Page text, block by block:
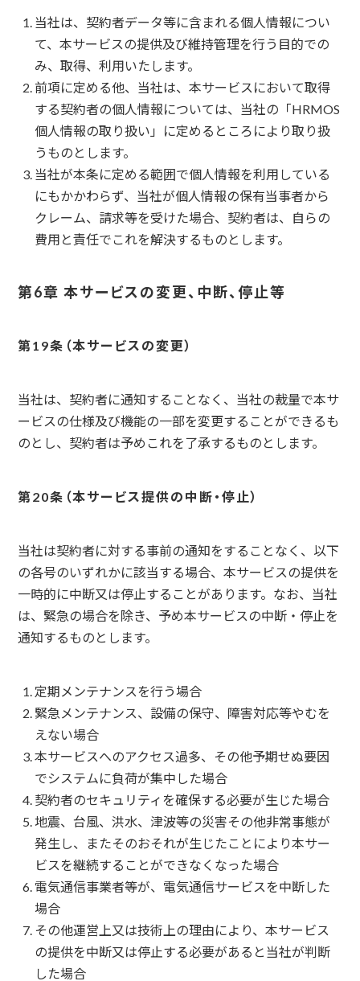
当社は、契約者データ等に含まれる個人情報につい
て、本サービスの提供及び維持管理を行う目的での
み、取得、利用いたします。
前項に定める他、当社は、本サービスにおいて取得
する契約者の個人情報については、当社の「HRMOS
個人情報の取り扱い」に定めるところにより取り扱
うものとします。
当社が本条に定める範囲で個人情報を利用している
にもかかわらず、当社が個人情報の保有当事者から
クレーム、請求等を受けた場合、契約者は、自らの
費用と責任でこれを解決するものとします。
第6章 本サービスの変更、中断、停止等
本サービスの変更
当社は、契約者に通知することなく、当社の裁量で本サ
ービスの仕様及び機能の一部を変更することができるも
のとし、契約者は予めこれを了承するものとします。
本サービス提供の中断・停止
当社は契約者に対する事前の通知をすることなく、以下
の各号のいずれかに該当する場合、本サービスの提供を
一時的に中断又は停止することがあります。なお、当社
は、緊急の場合を除き、予め本サービスの中断・停止を
通知するものとします。
定期メンテナンスを行う場合
緊急メンテナンス、設備の保守、障害対応等やむを
えない場合
本サービスへのアクセス過多、その他予期せぬ要因
でシステムに負荷が集中した場合
契約者のセキュリティを確保する必要が生じた場合
地震、台風、洪水、津波等の災害その他非常事態が
発生し、またそのおそれが生じたことにより本サー
ビスを継続することができなくなった場合
電気通信事業者等が、電気通信サービスを中断した
場合
その他運営上又は技術上の理由により、本サービス
の提供を中断又は停止する必要があると当社が判断
した場合